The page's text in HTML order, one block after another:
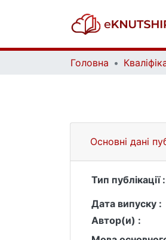
Головна
Основні дані
Тип публікації :
Дата випуску :
Автор(и) :